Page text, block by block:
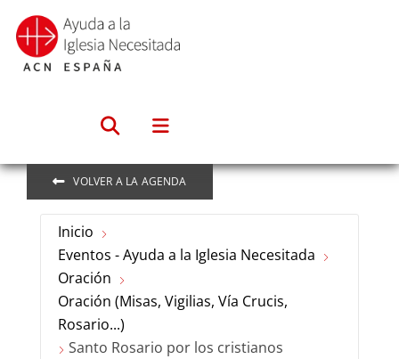
Saltar
contenido
VOLVER A LA AGENDA
Inicio
Eventos - Ayuda a la Iglesia Necesitada
Oración
Oración (Misas, Vigilias, Vía Crucis,
Rosario...)
Santo Rosario por los cristianos